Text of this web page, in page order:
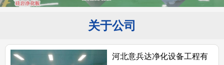
关于公司
河北意兵达净化设备工程有